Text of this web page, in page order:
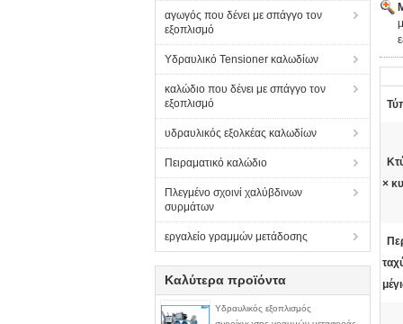
αγωγός που δένει με σπάγγο τον
εξοπλισμό
Υδραυλικό Tensioner καλωδίων
καλώδιο που δένει με σπάγγο τον
εξοπλισμό
υδραυλικός εξολκέας καλωδίων
Πειραματικό καλώδιο
Πλεγμένο σχοινί χαλύβδινων
συρμάτων
εργαλείο γραμμών μετάδοσης
Καλύτερα προϊόντα
Υδραυλικός εξοπλισμός
×